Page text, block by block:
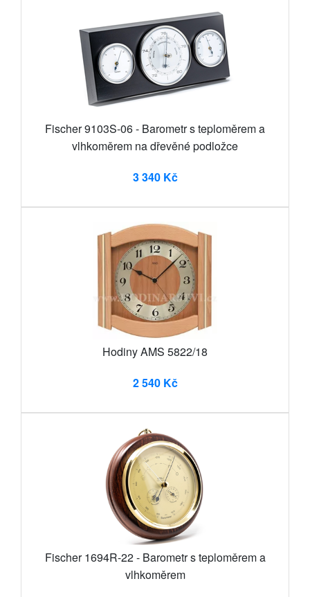
Fischer 9103S-06 - Barometr s teploměrem a
vlhkoměrem na dřevěné podložce
3 340 Kč
Hodiny AMS 5822/18
2 540 Kč
Fischer 1694R-22 - Barometr s teploměrem a
vlhkoměrem